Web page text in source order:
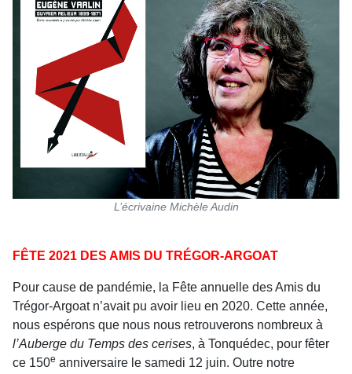
L’écrivaine Michèle Audin
FÊTE 2021 DES AMIS DU TRÉGOR-ARGOAT
Pour cause de pandémie, la Fête annuelle des Amis du
Trégor-Argoat n’avait pu avoir lieu en 2020. Cette année,
nous espérons que nous nous retrouverons nombreux à
l’Auberge du Temps des cerises, à Tonquédec, pour fêter
ce 150e anniversaire le samedi 12 juin. Outre notre